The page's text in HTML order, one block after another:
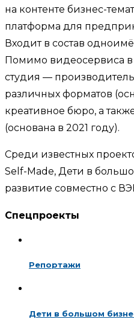
на контенте бизнес-
платформа для
Входит в состав
Помимо видеосервиса в
студия —
различных форматов
креативное бюро, а
(основана в 2021 году).
Среди известных
Self-Made, Дети в
развитие совместно с
Спецпроекты
Репортажи
Дети в большом